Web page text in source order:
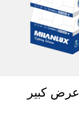
عرض كبير